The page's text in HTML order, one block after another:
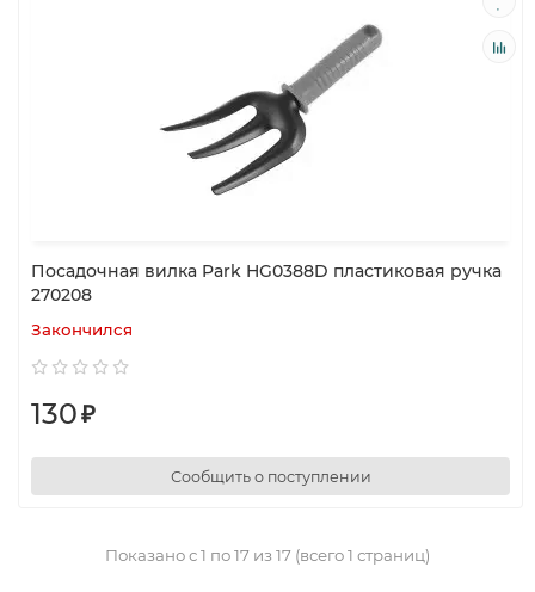
Посадочная вилка Park HG0388D пластиковая ручка
270208
Закончился
130₽
Сообщить о поступлении
Показано с 1 по 17 из 17 (всего 1 страниц)